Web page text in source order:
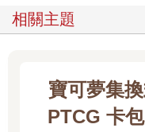
相關主題
寶可夢集
PTCG 卡